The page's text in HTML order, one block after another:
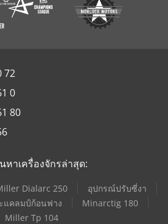
72
0
80
หาเครื่องจักรล่าสุด:
Dialarc 250
อุปกรณ์ปรับซี่งา
แคลมป์ก้อนฟาง
Minarctig 180
Miller Tp 104